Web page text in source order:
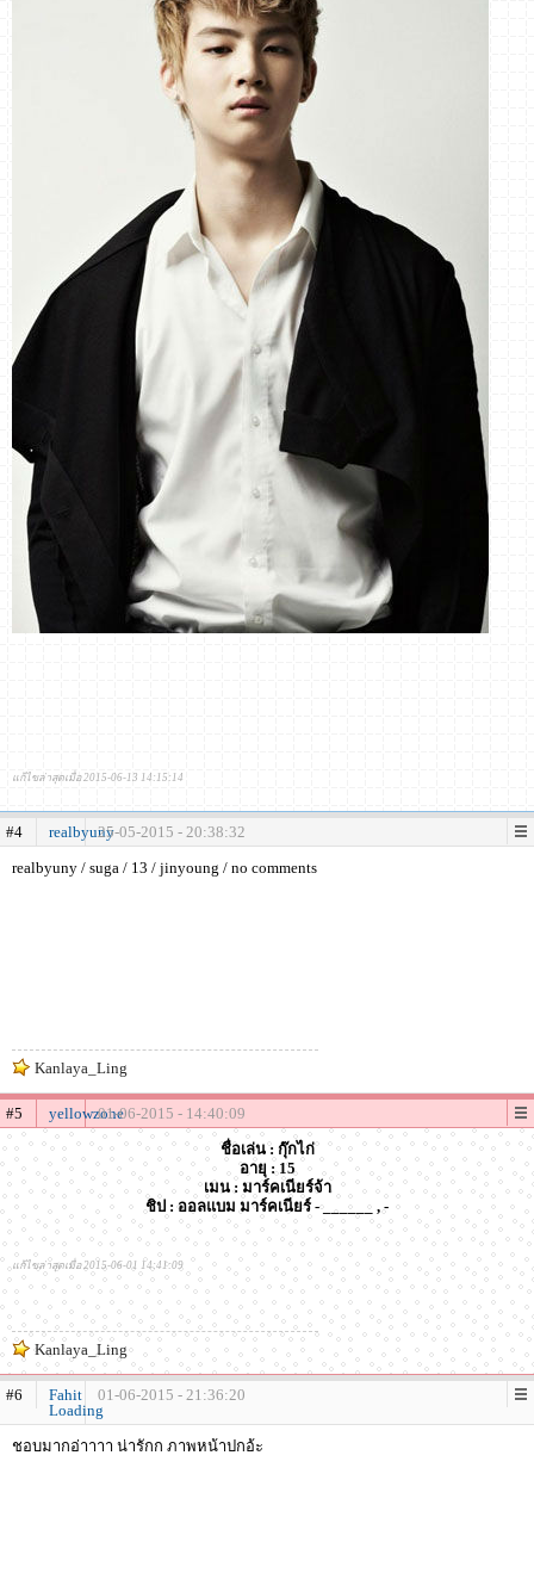
แก้ไขล่าสุดเมื่อ 2015-06-13 14:15:14
#4 realbyuny25-05-2015 - 20:38:32
realbyuny / suga / 13 / jinyoung / no comments
Kanlaya_Ling
#5 yellowzone01-06-2015 - 14:40:09
ชื่อเล่น : กุ๊กไก่
อายุ : 15
เมน : มาร์คเนียร์จ้า
ชิป : ออลแบม มาร์คเนียร์ - ______ , -
แก้ไขล่าสุดเมื่อ 2015-06-01 14:41:09
Kanlaya_Ling
#6
Fahit
Loading
01-06-2015 - 21:36:20
ชอบมากอ่าาาา น่ารักก ภาพหน้าปกอ้ะ